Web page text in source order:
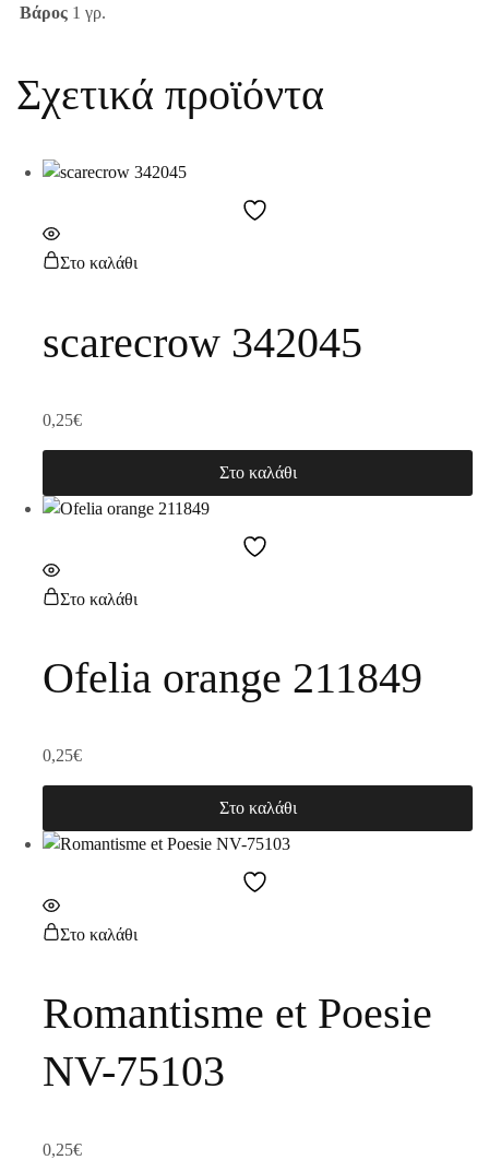
Βάρος 1 γρ.
Σχετικά προϊόντα
Στο καλάθι
scarecrow 342045
0,25€
Στο καλάθι
Στο καλάθι
Ofelia orange 211849
0,25€
Στο καλάθι
Στο καλάθι
Romantisme et Poesie
NV-75103
0,25€